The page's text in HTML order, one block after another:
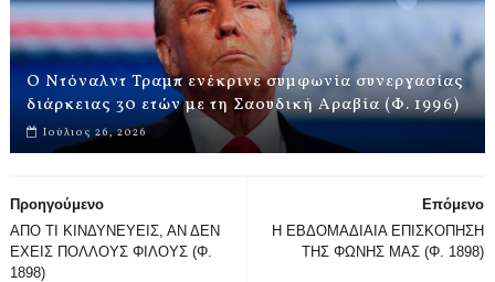
Ο Ντόναλντ Τραμπ ενέκρινε συμφωνία συνεργασίας
διάρκειας 30 ετών με τη Σαουδική Αραβία (Φ. 1996)
Ιούλιος 26, 2026
Επόμενο
Η ΕΒΔΟΜΑΔΙΑΙΑ ΕΠΙΣΚΟΠΗΣΗ
ΤΗΣ ΦΩΝΗΣ ΜΑΣ (Φ. 1898)
Προηγούμενο
ΑΠΟ ΤΙ ΚΙΝΔΥΝΕΥΕΙΣ, ΑΝ ΔΕΝ
ΕΧΕΙΣ ΠΟΛΛΟΥΣ ΦΙΛΟΥΣ (Φ.
1898)